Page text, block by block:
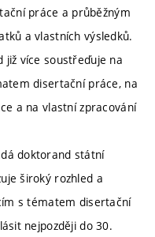
práce a průběžným
a vlastních výsledků.
již více soustřeďuje na
disertační práce, na
a na vlastní zpracování
doktorand státní
široký rozhled a
s tématem disertační
nejpozději do 30.